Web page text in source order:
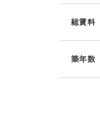
総賃料
築年数